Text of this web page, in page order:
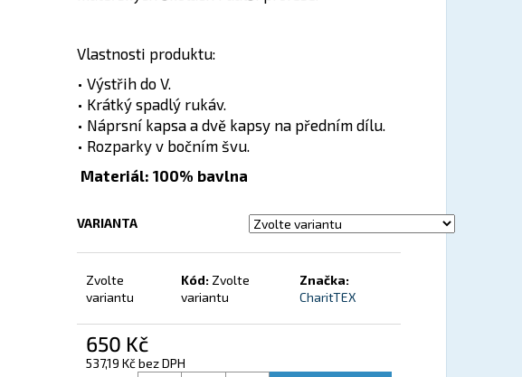
Vlastnosti produktu:
• Výstřih do V.
• Krátký spadlý rukáv.
• Náprsní kapsa a dvě kapsy na předním dílu.
• Rozparky v bočním švu.
Materiál: 100% bavlna
VARIANTA
Zvolte
variantu
Kód: Zvolte
variantu
Značka:
CharitTEX
650 Kč
537,19 Kč bez DPH
DĚTSKÉ POVLEČENÍ TUČŇÁK